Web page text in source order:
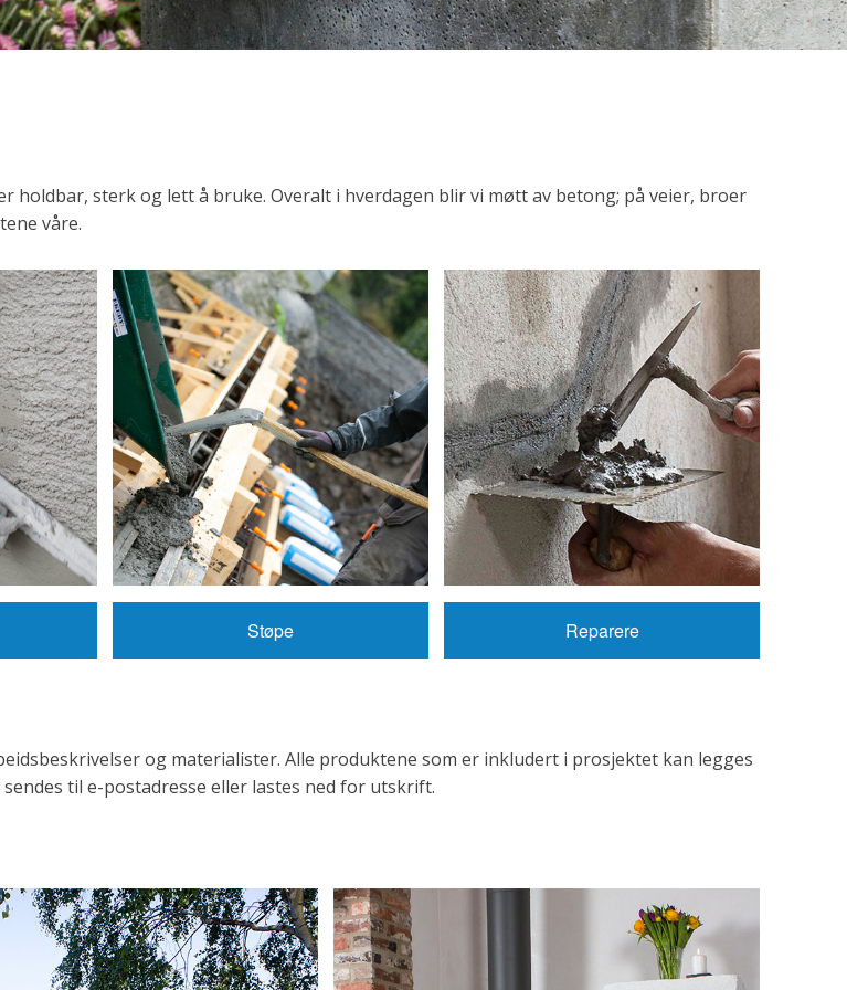
holdbar, sterk og lett å bruke. Overalt i hverdagen blir vi møtt av betong; på veier, broer
våre.
Støpe Reparere
og materialister. Alle produktene som er inkludert i prosjektet kan legges
til e-postadresse eller lastes ned for utskrift.